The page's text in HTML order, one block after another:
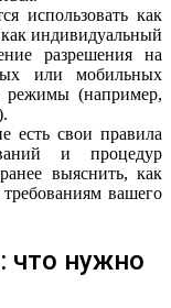
использовать как
индивидуальный
разрешения на
или мобильных
режимы (например,
есть свои правила
и процедур
выяснить, как
вашего
что нужно